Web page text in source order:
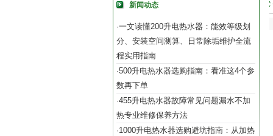
新闻动态
·一文读懂200升电热水器：能效等级划
分、安装空间测算、日常除垢维护全流
程实用指南
·500升电热水器选购指南：看准这4个参
数再下单
·455升电热水器故障常见问题漏水不加
热专业维修保养方法
·1000升电热水器选购避坑指南：从加热